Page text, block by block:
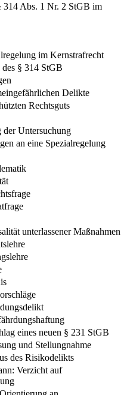
314 Abs. 1 Nr. 2 StGB im
im Kernstrafrecht
des § 314 StGB
Delikte
Rechtsguts
der Untersuchung
an eine Spezialregelung
unterlassener Maßnahmen
eines neuen § 231 StGB
und Stellungnahme
des Risikodelikts
Verzicht auf